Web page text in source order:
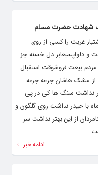
شهادت حضرت مسلم
غربت را کسی از روی
و دلواپسیعابر دل خسته جز
بیعت فروشوقت استقبال
مشک هاشان جرعه جرعه
نداشت سنگ ها کی در پی
با حیدر نداشت روی گلگون و
از این بهتر نداشت سر
ادامه خبر